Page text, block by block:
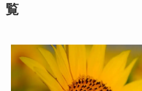
覧